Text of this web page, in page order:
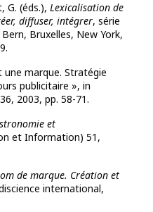
G. (éds.), Lexicalisation de
diffuser, intégrer, série
Bruxelles, New York,
marque. Stratégie
publicitaire », in
2003, pp. 58-71.
et
et Information) 51,
de marque. Création et
international,